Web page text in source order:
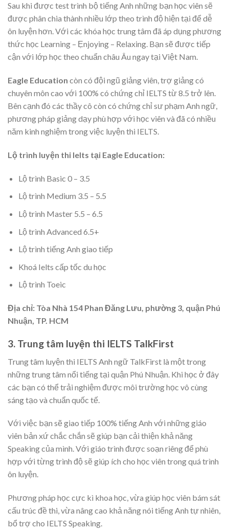
Sau khi được test trình bộ tiếng Anh những bạn học viên sẽ
được phân chia thành nhiều lớp theo trình độ hiện tại để dễ
ôn luyện hơn. Với các khóa học trung tâm đã áp dụng phương
thức học Learning – Ẹnjoying – Relaxing. Bạn sẽ được tiếp
cận với lớp học theo chuẩn châu Âu ngay tại Việt Nam.
Eagle Education còn có đội ngũ giảng viên, trợ giảng có
chuyên môn cao với 100% có chứng chỉ IELTS từ 8.5 trở lên.
Bên cạnh đó các thầy cô còn có chứng chỉ sư phạm Anh ngữ,
phương pháp giảng dạy phù hợp với học viên và đã có nhiều
năm kinh nghiệm trong việc luyện thi IELTS.
Lộ trình luyện thi Ielts tại Eagle Education:
Lộ trình Basic 0 – 3.5
Lộ trình Medium 3.5 – 5.5
Lộ trình Master 5.5 – 6.5
Lộ trình Advanced 6.5+
Lộ trình tiếng Anh giao tiếp
Khoá Ielts cấp tốc du học
Lộ trình Toeic
Địa chỉ: Tòa Nhà 154 Phan Đăng Lưu, phường 3, quận Phú
Nhuận, TP. HCM
3. Trung tâm luyện thi IELTS TalkFirst
Trung tâm luyện thi IELTS Anh ngữ TalkFirst là một trong
những trung tâm nổi tiếng tại quận Phú Nhuận. Khi học ở đây
các bạn có thể trải nghiệm được môi trường học vô cùng
sáng tạo và chuẩn quốc tế.
Với việc bạn sẽ giao tiếp 100% tiếng Anh với những giáo
viên bản xứ chắc chắn sẽ giúp bạn cải thiện khả năng
Speaking của mình. Với giáo trình được soạn riêng để phù
hợp với từng trình độ sẽ giúp ích cho học viên trong quá trình
ôn luyện.
Phương pháp học cực kì khoa học, vừa giúp học viên bám sát
cấu trúc đề thi, vừa nâng cao khả năng nói tiếng Anh tự nhiên,
bổ trợ cho IELTS Speaking.